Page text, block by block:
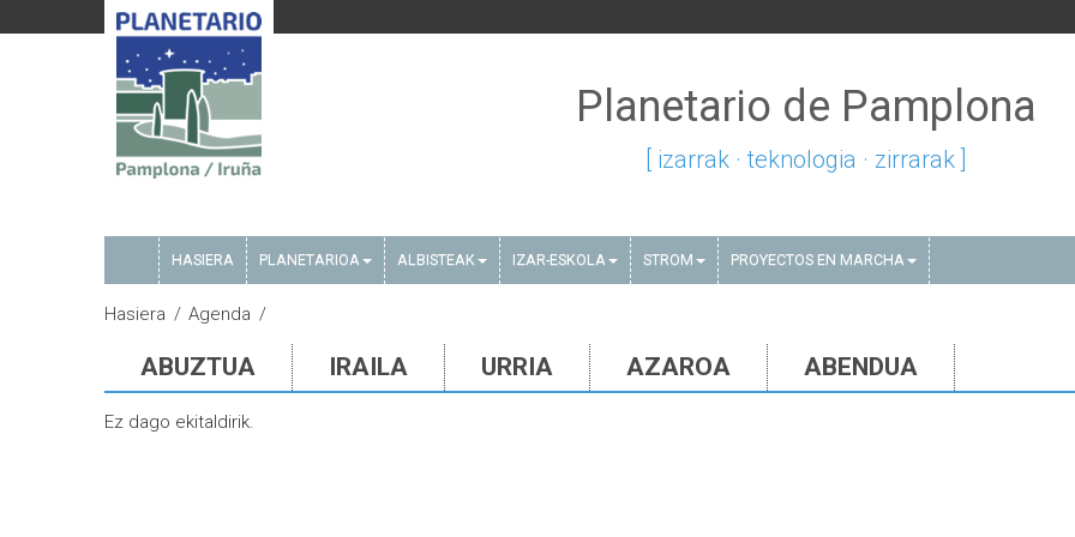
Planetario de Pamplona
[ izarrak · teknologia · zirrarak ]
HASIERA PLANETARIOA ALBISTEAK IZAR-ESKOLA STROM PROYECTOS EN MARCHA
Hasiera Agenda
ABUZTUA IRAILA URRIA AZAROA ABENDUA
Ez dago ekitaldirik.